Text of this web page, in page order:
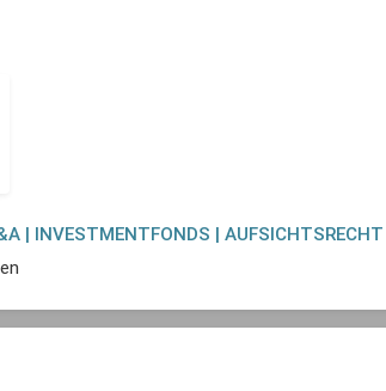
| INVESTMENTFONDS | AUFSICHTSRECHT